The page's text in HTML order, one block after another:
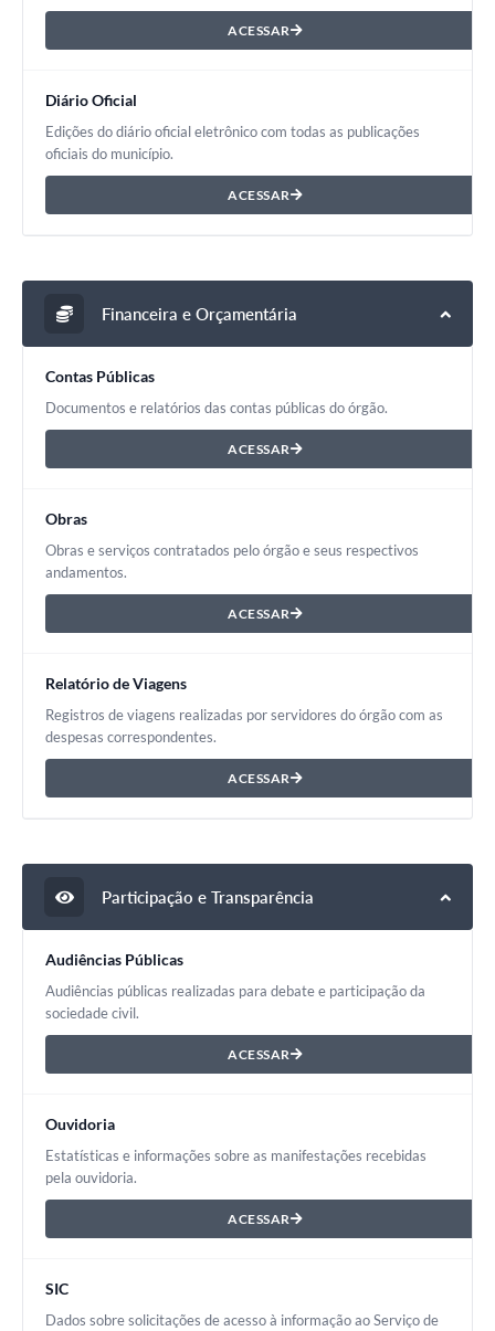
Feriados Municipais
História
Galeria de Fotos
Ouvidoria Municipal
Arquivos para Download
Carta de Serviços
Turismo
Projetos
Transparência
Enquete
Agenda
e-SIC
Diário Oficial
ACESSAR
Diário Oficial
Edições do diário oficial eletrônico com todas as publicações
oficiais do município.
ACESSAR
Financeira e Orçamentária
Contas Públicas
Documentos e relatórios das contas públicas do órgão.
ACESSAR
Obras
Obras e serviços contratados pelo órgão e seus respectivos
andamentos.
ACESSAR
Relatório de Viagens
Registros de viagens realizadas por servidores do órgão com as
despesas correspondentes.
ACESSAR
Participação e Transparência
Audiências Públicas
Audiências públicas realizadas para debate e participação da
sociedade civil.
ACESSAR
Ouvidoria
Estatísticas e informações sobre as manifestações recebidas
pela ouvidoria.
ACESSAR
SIC
Dados sobre solicitações de acesso à informação ao Serviço de